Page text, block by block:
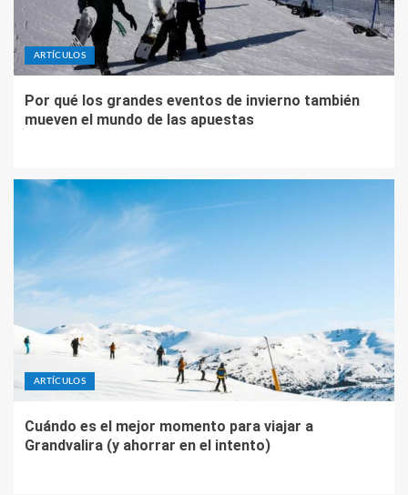
ARTÍCULOS
Por qué los grandes eventos de invierno también
mueven el mundo de las apuestas
ARTÍCULOS
Cuándo es el mejor momento para viajar a
Grandvalira (y ahorrar en el intento)